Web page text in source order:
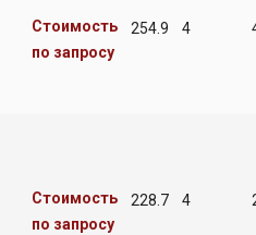
Стоимость
по запросу
254.9 4
Стоимость
по запросу
228.7 4